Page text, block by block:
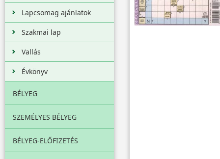
Lapcsomag ajánlatok
Szakmai lap
Vallás
Évkönyv
BÉLYEG
SZEMÉLYES BÉLYEG
BÉLYEG-ELŐFIZETÉS